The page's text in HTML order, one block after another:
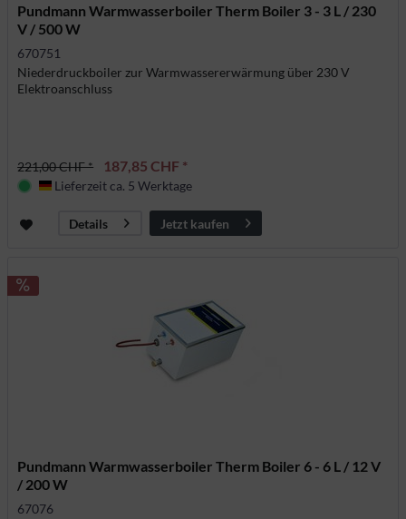
Pundmann Warmwasserboiler Therm Boiler 3 - 3 L / 230
V / 500 W
670751
Niederdruckboiler zur Warmwassererwärmung über 230 V
Elektroanschluss
221,00 CHF * 187,85 CHF *
Deutschland
Lieferzeit ca. 5 Werktage
Details Jetzt kaufen
Pundmann Warmwasserboiler Therm Boiler 6 - 6 L / 12 V
/ 200 W
67076